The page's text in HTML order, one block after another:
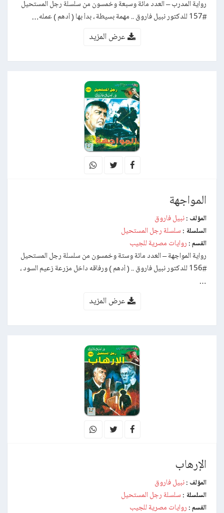
رواية المدرب – العدد مائة وسبعة وخمسون من سلسلة رجل المستحيل
#157 للدكتور نبيل فاروق .. مهمة بسيطة ، بدأ بها ( أدهم ) عمله…
عرض المزيد
المواجهة
المؤلف : نبيل فاروق
السلسلة : سلسلة رجل المستحيل
القسم : روايات مصرية للجيب
رواية المواجهة – العدد مائة وستة وخمسون من سلسلة رجل المستحيل
#156 للدكتور نبيل فاروق .. ( أدهم ) ورفاقه داخل مزرعة زعيم السود ،
…
عرض المزيد
الإرهاب
المؤلف : نبيل فاروق
السلسلة : سلسلة رجل المستحيل
القسم : روايات مصرية للجيب